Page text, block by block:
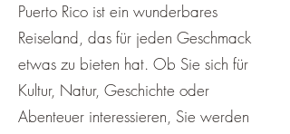
Puerto Rico ist ein wunderbares
Reiseland, das für jeden Geschmack
etwas zu bieten hat. Ob Sie sich für
Kultur, Natur, Geschichte oder
Abenteuer interessieren, Sie werden